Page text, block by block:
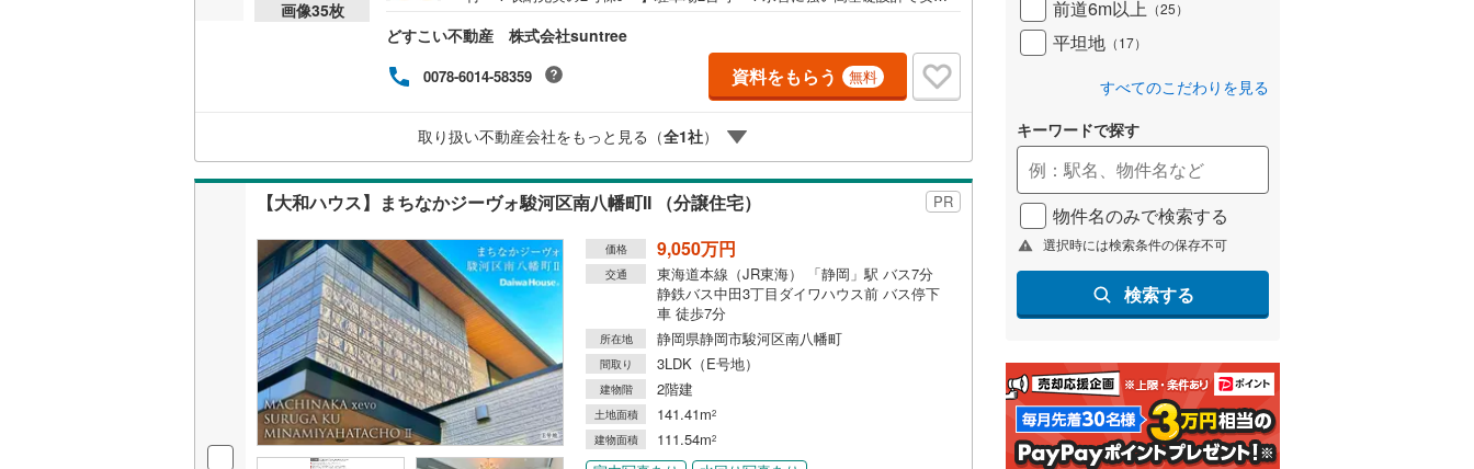
画像35枚
屋探しは、人生の「大一番」。期待と同じくらい不安もありますよね。 当店
は、お客様の不安を「安心」に変えるために、情報の透明性を何より大切にし
ています。・「都合の悪いこと」も全部見せます 写真は枚数だけでなく内容
にこだわり、あえて「収納の小ささ」など、気になる点も包み隠さず掲載。・
に伝わるパノラマ画像を全物件で実施しています。・難しい専門用語は「禁
止」です 不動産の複雑なルールも、どなたにでも伝わる優しい言葉で丁寧に
決まっていなくても大丈夫です。まずはお茶を飲みに行くような感覚で、あな
たの「理想の暮らし」を私たちにぶつけてください！どすこい
どすこい不動産 株式会社suntree
0078-6014-58359 資料をもらう 無料
取り扱い不動産会社をもっと見る（全1社）
【大和ハウス】まちなかジーヴォ駿河区南八幡町II （分譲住宅） PR
価格 9,050万円
交通
東海道本線（JR東海） 「静岡」駅 バス7分
静鉄バス中田3丁目ダイワハウス前 バス停下
車 徒歩7分
所在地 静岡県静岡市駿河区南八幡町
間取り 3LDK（E号地）
建物階 2階建
土地面積 141.41m2
建物面積 111.54m2
前道6m以上 （25）
平坦地 （17）
すべてのこだわりを見る
キーワードで探す
物件名のみで検索する
選択時には検索条件の保存不可
検索する